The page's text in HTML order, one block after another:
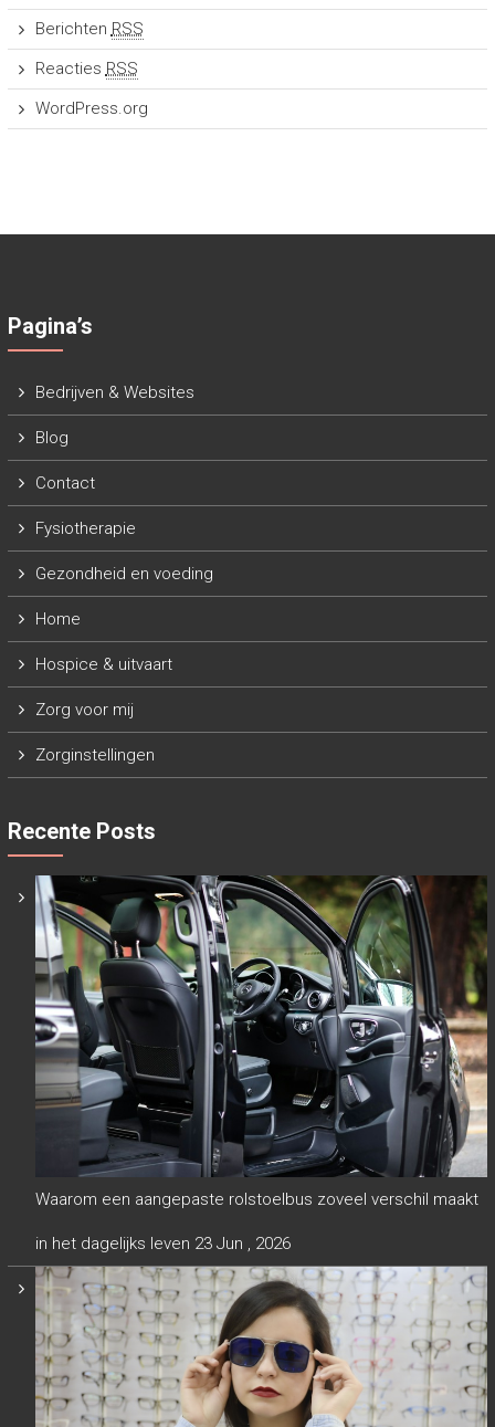
Berichten RSS
Reacties RSS
WordPress.org
Pagina’s
Bedrijven & Websites
Blog
Contact
Fysiotherapie
Gezondheid en voeding
Home
Hospice & uitvaart
Zorg voor mij
Zorginstellingen
Recente Posts
Waarom een aangepaste rolstoelbus zoveel verschil maakt
in het dagelijks leven 23 Jun , 2026